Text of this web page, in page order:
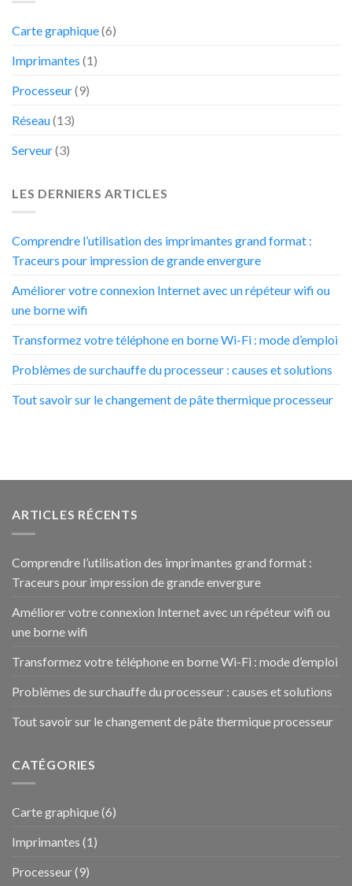
Carte graphique(6)
Imprimantes (1)
Processeur(9)
Réseau(13)
Serveur(3)
LES DERNIERS ARTICLES
Comprendre l’utilisation des imprimantes grand format :
Traceurs pour impression de grande envergure
Améliorer votre connexion Internet avec un répéteur wifi ou
une borne wifi
Transformez votre téléphone en borne Wi-Fi : mode d’emploi
Problèmes de surchauffe du processeur : causes et solutions
Tout savoir sur le changement de pâte thermique processeur
ARTICLES RÉCENTS
Comprendre l’utilisation des imprimantes grand format :
Traceurs pour impression de grande envergure
Améliorer votre connexion Internet avec un répéteur wifi ou
une borne wifi
Transformez votre téléphone en borne Wi-Fi : mode d’emploi
Problèmes de surchauffe du processeur : causes et solutions
Tout savoir sur le changement de pâte thermique processeur
CATÉGORIES
Carte graphique(6)
Imprimantes (1)
Processeur(9)